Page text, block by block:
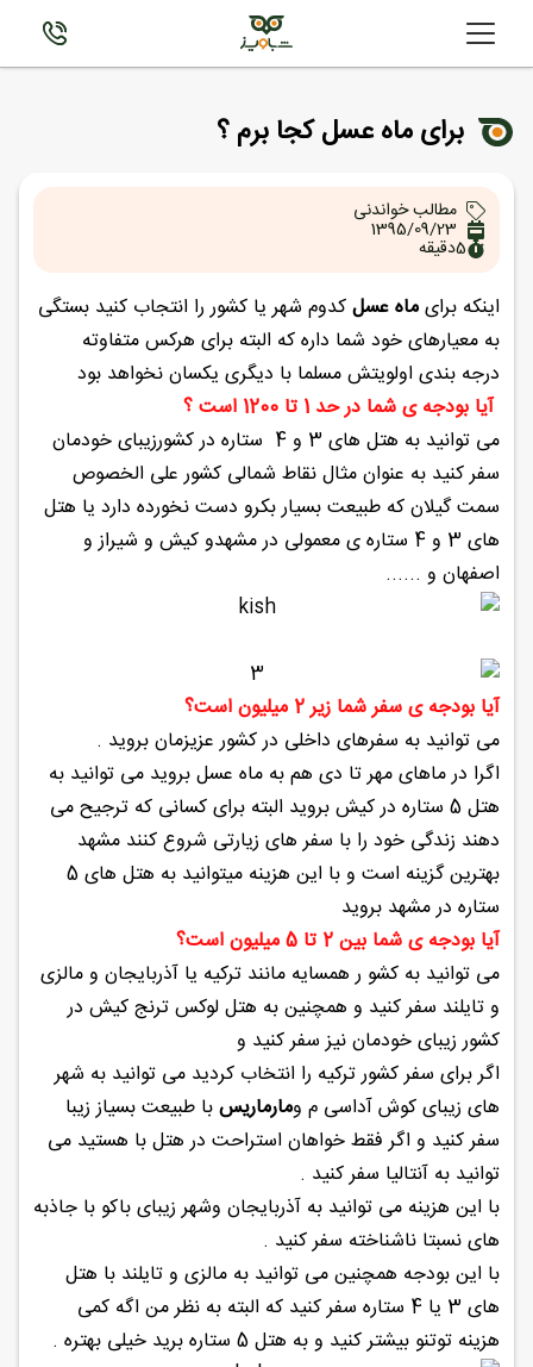
برای ماه عسل کجا برم ؟
مطالب خواندنی
1395/09/23
5دقیقه
اینکه برایماه عسلکدوم شهر یا کشور را انتجاب کنید بستگی
به معیارهای خود شما داره که البته برای هرکس متفاوته
درجه بندی اولویتش مسلما با دیگری یکسان نخواهد بود
آیا بودجه ی شما در حد 1 تا 1200 است ؟
می توانید به هتل های 3 و 4 ستاره در کشورزیبای خودمان
سفر کنید به عنوان مثال نقاط شمالی کشور علی الخصوص
سمت گیلان که طبیعت بسیار بکرو دست نخورده دارد یا هتل
های 3 و 4 ستاره ی معمولی در مشهدو کیش و شیراز و
اصفهان و ......
آیا بودجه ی سفر شما زیر 2 میلیون است؟
می توانید به سفرهای داخلی در کشور عزیزمان بروید .
اگرا در ماهای مهر تا دی هم به ماه عسل بروید می توانید به
هتل 5 ستاره در کیش بروید البته برای کسانی که ترجیح می
دهند زندگی خود را با سفر های زیارتی شروع کنند مشهد
بهترین گزینه است و با این هزینه میتوانید به هتل های 5
ستاره در مشهد بروید
آیا بودجه ی شما بین 2 تا 5 میلیون است؟
می توانید به کشو ر همسایه مانند ترکیه یا آذربایجان و مالزی
و تایلند سفر کنید و همچنین به هتل لوکس ترنج کیش در
کشور زیبای خودمان نیز سفر کنید و
اگر برای سفر کشور ترکیه را انتخاب کردید می توانید به شهر
های زیبای کوش آداسی م ومارماریسبا طبیعت بسیاز زیبا
سفر کنید و اگر فقط خواهان استراحت در هتل با هستید می
توانید به آنتالیا سفر کنید .
با این هزینه می توانید به آذربایجان وشهر زیبای باکو با جاذبه
های نسبتا ناشناخته سفر کنید .
با این بودجه همچنین می توانید به مالزی و تایلند با هتل
های 3 یا 4 ستاره سفر کنید که البته به نظر من اگه کمی
هزینه توتنو بیشتر کنید و به هتل 5 ستاره برید خیلی بهتره .